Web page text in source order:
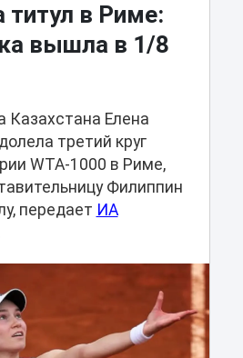
титул в Риме:
вышла в 1/8
Казахстана Елена
третий круг
WTA-1000 в Риме,
Филиппин
передает ИА